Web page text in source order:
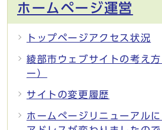
ホームページ運営
トップページアクセス状況
綾部市ウェブサイトの考え
ー）
サイトの変更履歴
ホームぺージリニューアル